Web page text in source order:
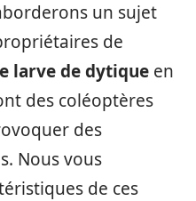
un sujet
de
larve de dytique en
des coléoptères
des
Nous vous
de ces